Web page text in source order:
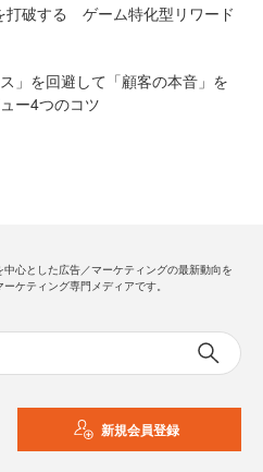
打破する ゲーム特化型リワード
」を回避して「顧客の本音」を
ー4つのコツ
中心とした広告／マーケティングの最新動向を
ケティング専門メディアです。
新規会員登録